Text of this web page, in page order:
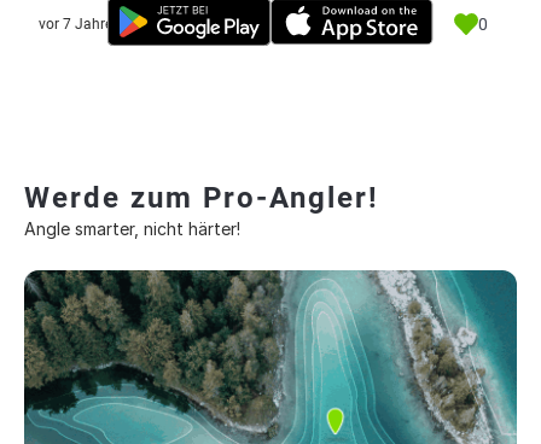
vor 7 Jahre 0
Werde zum Pro-Angler!
Angle smarter, nicht härter!